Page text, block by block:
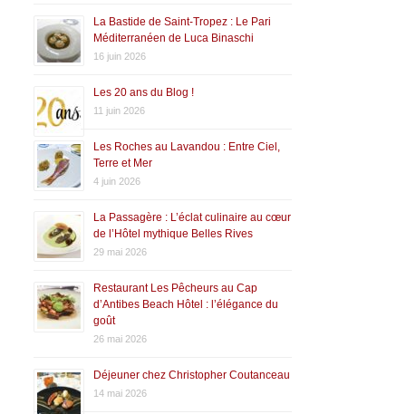
La Bastide de Saint-Tropez : Le Pari
Méditerranéen de Luca Binaschi
16 juin 2026
Les 20 ans du Blog !
11 juin 2026
Les Roches au Lavandou : Entre Ciel,
Terre et Mer
4 juin 2026
La Passagère : L’éclat culinaire au cœur
de l’Hôtel mythique Belles Rives
29 mai 2026
Restaurant Les Pêcheurs au Cap
d’Antibes Beach Hôtel : l’élégance du
goût
26 mai 2026
Déjeuner chez Christopher Coutanceau
14 mai 2026